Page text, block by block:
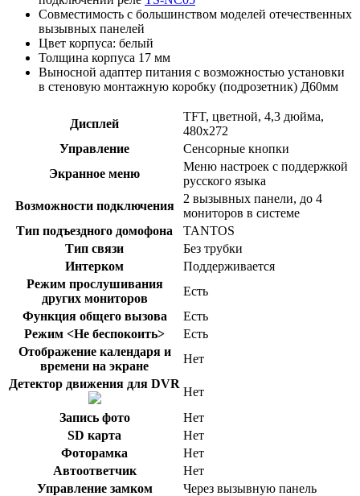
Совместимость с большинством моделей отечественных
вызывных панелей
Цвет корпуса: белый
Толщина корпуса 17 мм
Выносной адаптер питания с возможностью установки
в стеновую монтажную коробку (подрозетник) Д60мм
Дисплей
TFT, цветной, 4,3 дюйма,
480x272
Управление
Сенсорные кнопки
Экранное меню
Меню настроек с поддержкой
русского языка
Возможности подключения
2 вызывных панели, до 4
мониторов в системе
Тип подъездного домофона
TANTOS
Тип связи
Без трубки
Интерком
Поддерживается
Режим прослушивания
других мониторов
Есть
Функция общего вызова
Есть
Режим <Не беспокоить>
Есть
Отображение календаря и
времени на экране
Нет
Детектор движения для DVR
Нет
Запись фото
Нет
SD карта
Нет
Фоторамка
Нет
Автоответчик
Нет
Управление замком
Через вызывную панель